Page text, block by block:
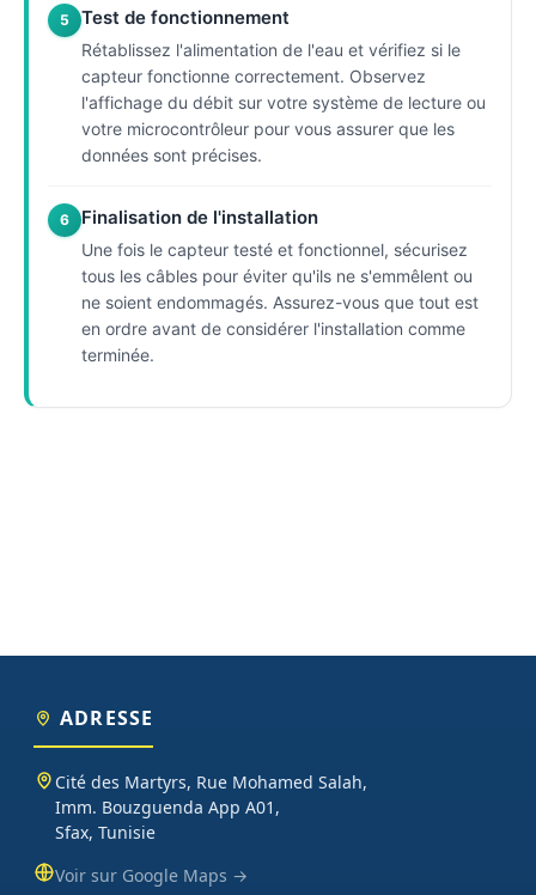
5 Test de fonctionnement
Rétablissez l'alimentation de l'eau et vérifiez si le
capteur fonctionne correctement. Observez
l'affichage du débit sur votre système de lecture ou
votre microcontrôleur pour vous assurer que les
données sont précises.
6 Finalisation de l'installation
Une fois le capteur testé et fonctionnel, sécurisez
tous les câbles pour éviter qu'ils ne s'emmêlent ou
ne soient endommagés. Assurez-vous que tout est
en ordre avant de considérer l'installation comme
terminée.
ADRESSE
Cité des Martyrs, Rue Mohamed Salah,
Imm. Bouzguenda App A01,
Sfax, Tunisie
Voir sur Google Maps →